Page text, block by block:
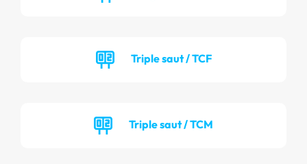
Triple saut / TCF
Triple saut / TCM